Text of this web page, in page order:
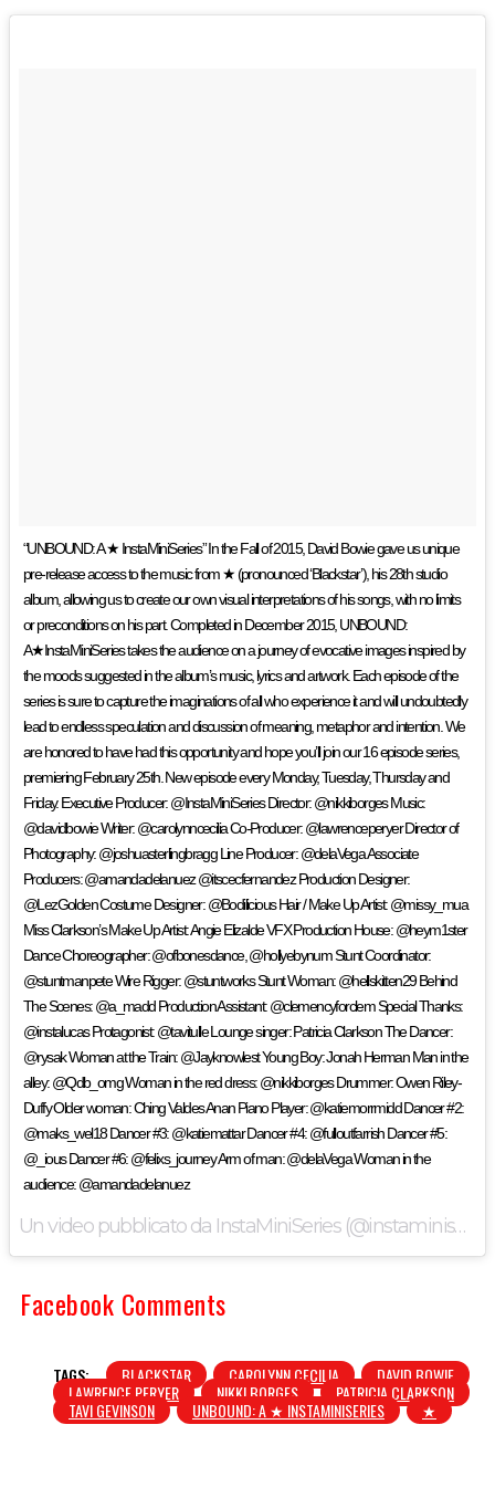
“UNBOUND: A ★ InstaMiniSeries” In the Fall of 2015, David Bowie gave us unique
pre-release access to the music from ★ (pronounced ‘Blackstar’), his 28th studio
album, allowing us to create our own visual interpretations of his songs, with no limits
or preconditions on his part. Completed in December 2015, UNBOUND:
A★InstaMiniSeries takes the audience on a journey of evocative images inspired by
the moods suggested in the album’s music, lyrics and artwork. Each episode of the
series is sure to capture the imaginations of all who experience it and will undoubtedly
lead to endless speculation and discussion of meaning, metaphor and intention. We
are honored to have had this opportunity and hope you’ll join our 16 episode series,
premiering February 25th. New episode every Monday, Tuesday, Thursday and
Friday. Executive Producer: @InstaMiniSeries Director: @nikkiborges Music:
@davidbowie Writer: @carolynncecilia Co-Producer: @lawrenceperyer Director of
Photography: @joshuasterlingbragg Line Producer: @delaVega Associate
Producers: @amandadelanuez @itscecfernandez Production Designer:
@LezGolden Costume Designer: @Bodilicious Hair / Make Up Artist: @missy_mua
Miss Clarkson’s Make Up Artist: Angie Elizalde VFX Production House: @heym1ster
Dance Choreographer: @ofbonesdance, @hollyebynum Stunt Coordinator:
@stuntmanpete Wire Rigger: @stuntworks Stunt Woman: @hellskitten29 Behind
The Scenes: @a_madd Production Assistant: @clemencyforclem Special Thanks:
@instalucas Protagonist: @tavitulle Lounge singer: Patricia Clarkson The Dancer:
@rysak Woman at the Train: @Jayknowlest Young Boy: Jonah Herman Man in the
alley: @Qdb_omg Woman in the red dress: @nikkiborges Drummer: Owen Riley-
Duffy Older woman: Ching Valdes Anan Piano Player: @katiemorrmidd Dancer #2:
@maks_wel18 Dancer #3: @katiemattar Dancer #4: @fulloutfarrish Dancer #5:
@_ious Dancer #6: @felixs_journey Arm of man: @delaVega Woman in the
audience: @amandadelanuez
Un video pubblicato da InstaMiniSeries (@instaminiseries) in data:
Facebook Comments
TAGS: BLACKSTAR CAROLYNN CECILIA DAVID BOWIE
LAWRENCE PERYER NIKKI BORGES PATRICIA CLARKSON
TAVI GEVINSON UNBOUND: A ★ INSTAMINISERIES ★